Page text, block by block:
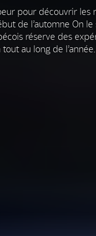
pour découvrir les
de l’automne On le
réserve des
au long de l’année.